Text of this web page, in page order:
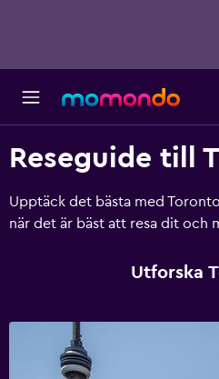
Reseguide till
Upptäck det bästa med
när det är bäst att resa dit och
Utforska